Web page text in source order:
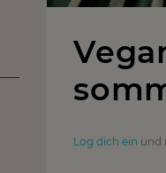
Log dich ein und